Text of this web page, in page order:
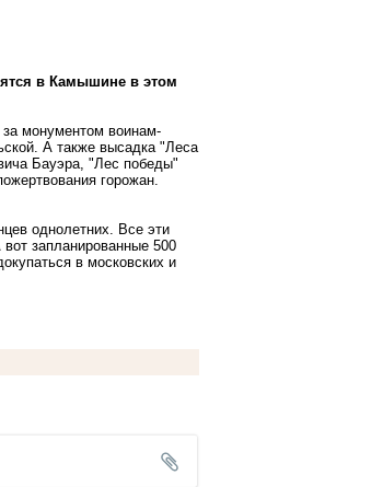
в Камышине в этом
за монументом воинам-
А также высадка "Леса
Бауэра, "Лес победы"
горожан.
однолетних. Все эти
запланированные 500
в московских и